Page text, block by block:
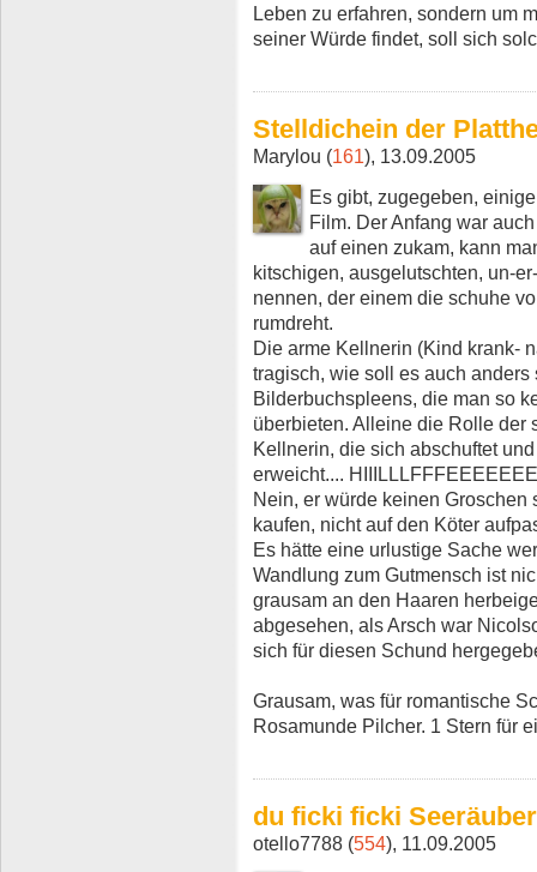
Leben zu erfahren, sondern um
seiner Würde findet, soll sich
Stelldichein der
Marylou (161), 13.09.2005
Es gibt, zugegeben,
Film. Der Anfang war
auf einen zukam, kann
kitschigen, ausgelutschten, un-
nennen, der einem die schuhe
rumdreht.
Die arme Kellnerin (Kind krank-
tragisch, wie soll es auch
Bilderbuchspleens, die man so
überbieten. Alleine die Rolle der
Kellnerin, die sich abschuftet
erweicht....
Nein, er würde keinen
kaufen, nicht auf den Köter
Es hätte eine urlustige Sache
Wandlung zum Gutmensch ist
grausam an den Haaren
abgesehen, als Arsch war
sich für diesen Schund
Grausam, was für romantische
Rosamunde Pilcher. 1 Stern für
du ficki ficki
otello7788 (554), 11.09.2005